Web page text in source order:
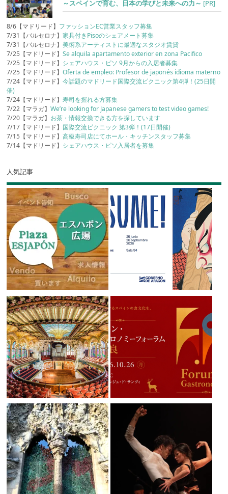
～スペインで育む、日本の学びと未来への力～ [PR]
8/6【マドリード】 ファッションEC営業スタッフ募集
7/31【バルセロナ】家具付きPisoのシェアメート募集
7/31【バルセロナ】美術系アーティストに最適なスタジオ賃貸
7/25【マドリード】Se alquila apartamento exterior en zona Pacifico
7/25【マドリード】 シェアハウス・ピソ 9月からの入居者募集
7/25【マドリード】Oferta de empleo: Profesor de japonés idioma materno
7/24【マドリード】今話題のマドリード国際交流ピクニック第4弾！(25日開
催)
7/24【マドリード】寿司を握れる方募集
7/22【マラガ】We’re looking for Japanese gamers to test video games!
7/20【マラガ】 お茶・情報交換できる方を探しています
7/17【マドリード】 国際交流ピクニック 第3弾！(17日開催)
7/15【マドリード】高級寿司店にてホール・キッチンスタッフ募集
7/14【マドリード】 シェアハウス・ピソ入居者を募集
人気記事